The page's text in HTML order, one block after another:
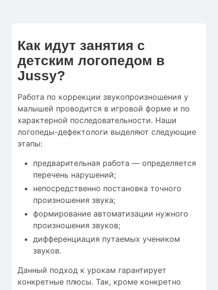
Как идут занятия с
детским логопедом в
Jussy?
Работа по коррекции звукопроизношения у
малышей проводится в игровой форме и по
характерной последовательности. Наши
логопеды-дефектологи выделяют следующие
этапы:
предварительная работа — определяется
перечень нарушений;
непосредственно постановка точного
произношения звука;
формирование автоматизации нужного
произношения звуков;
дифференциация путаемых учеником
звуков.
Данный подход к урокам гарантирует
конкретные плюсы. Так, кроме конкретно